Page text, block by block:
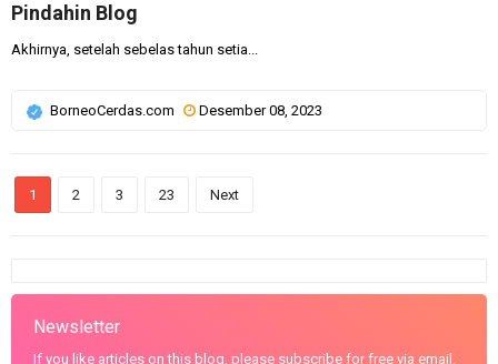
Pindahin Blog
Akhirnya, setelah sebelas tahun setia...
BorneoCerdas.com Desember 08, 2023
1 2 3 23 Next
Newsletter
If you like articles on this blog, please subscribe for free via email.